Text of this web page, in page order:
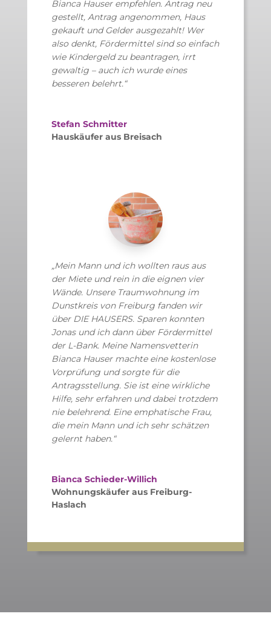
Bianca Hauser empfehlen. Antrag neu
gestellt, Antrag angenommen, Haus
gekauft und Gelder ausgezahlt! Wer
also denkt, Fördermittel sind so einfach
wie Kindergeld zu beantragen, irrt
gewaltig – auch ich wurde eines
besseren belehrt.“
Stefan Schmitter
Hauskäufer aus Breisach
„Mein Mann und ich wollten raus aus
der Miete und rein in die eignen vier
Wände. Unsere Traumwohnung im
Dunstkreis von Freiburg fanden wir
über DIE HAUSERS. Sparen konnten
Jonas und ich dann über Fördermittel
der L-Bank. Meine Namensvetterin
Bianca Hauser machte eine kostenlose
Vorprüfung und sorgte für die
Antragsstellung. Sie ist eine wirkliche
Hilfe, sehr erfahren und dabei trotzdem
nie belehrend. Eine emphatische Frau,
die mein Mann und ich sehr schätzen
gelernt haben.“
Bianca Schieder-Willich
Wohnungskäufer aus Freiburg-
Haslach